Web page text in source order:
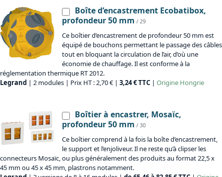
Boîte d’encastrement Ecobatibox,
profondeur 50 mm / 29
Ce boîtier d’encastrement de profondeur 50 mm est
équipé de bouchons permettant le passage des câbles
tout en bloquant la circulation de l’air, d’où une
économie de chauffage. Il est conforme à la
réglementation thermique RT 2012.
Legrand | 2 modules | Prix HT : 2,70 € | 3,24 € TTC | Origine Hongrie
Boîtier à encastrer, Mosaïc,
profondeur 50 mm / 30
Ce boîtier comprend à la fois la boîte d’encastrement,
le support et l’enjoliveur. Il ne reste qu’à clipser les
connecteurs Mosaïc, ou plus généralement des produits au format 22,5 x
45 mm ou 45 x 45 mm, plastrons notamment.